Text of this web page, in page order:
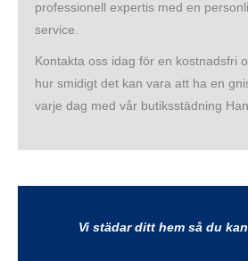
professionell expertis med en
service.
Kontakta oss idag för en kostnadsfri
hur smidigt det kan vara att ha en
varje dag med vår butiksstädning
Vi städar ditt hem så du